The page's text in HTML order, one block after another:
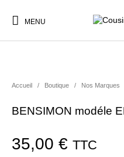
MENU
Nouveautés Promotions
Accueil / Boutique / Nos Marques
BENSIMON modéle
35,00€ TTC